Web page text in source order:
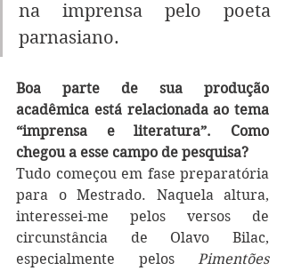
na imprensa pelo poeta
parnasiano.
Boa parte de sua produção
acadêmica está relacionada ao tema
“imprensa e literatura”. Como
chegou a esse campo de pesquisa?
Tudo começou em fase preparatória
para o Mestrado. Naquela altura,
interessei-me pelos versos de
circunstância de Olavo Bilac,
especialmente pelos Pimentões